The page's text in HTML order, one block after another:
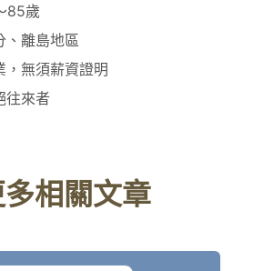
85歲
、離島地區
，無須薪資證明
往來者
相關文章